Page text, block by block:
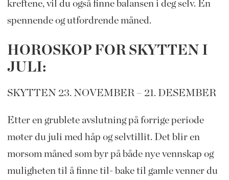
kreftene, vil du også finne balansen i deg selv. En
spennende og utfordrende måned.
HOROSKOP FOR SKYTTEN I
JULI:
SKYTTEN 23. NOVEMBER – 21. DESEMBER
Etter en grublete avslutning på forrige periode
møter du juli med håp og selvtillit. Det blir en
morsom måned som byr på både nye vennskap og
muligheten til å finne til- bake til gamle venner du